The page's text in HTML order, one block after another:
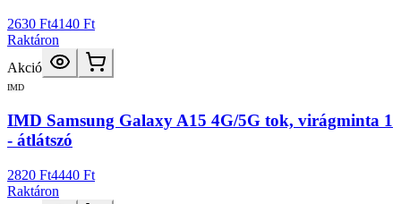
2630 Ft4140 Ft
Raktáron
Akció
IMD
IMD Samsung Galaxy A15 4G/5G tok, virágminta 1
- átlátszó
2820 Ft4440 Ft
Raktáron